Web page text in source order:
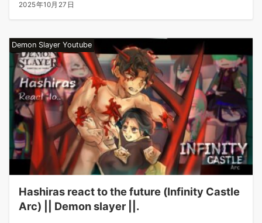
2025年10月27日
Demon Slayer Youtube
Hashiras react to the future (Infinity Castle
Arc) || Demon slayer ||.